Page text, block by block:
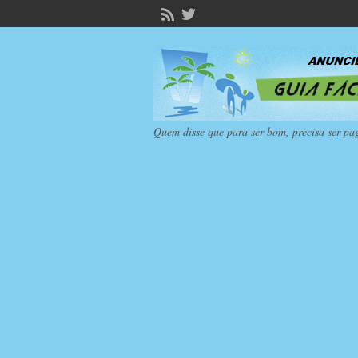
Quem disse que para ser bom, precisa ser